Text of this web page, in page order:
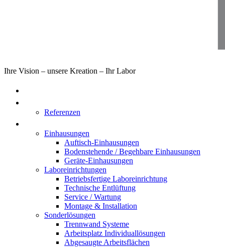
Ihre Vision – unsere Kreation – Ihr Labor
Referenzen
Einhausungen
Auftisch-Einhausungen
Bodenstehende / Begehbare Einhausungen
Geräte-Einhausungen
Laboreinrichtungen
Betriebsfertige Laboreinrichtung
Technische Entlüftung
Service / Wartung
Montage & Installation
Sonderlösungen
Trennwand Systeme
Arbeitsplatz Individuallösungen
Abgesaugte Arbeitsflächen